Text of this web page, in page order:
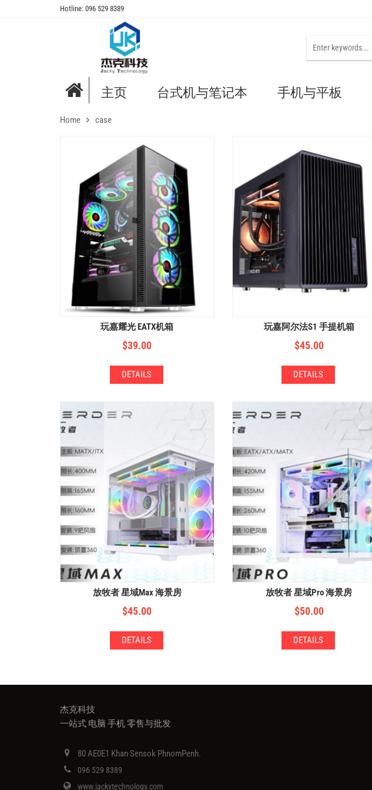
Hotline: 096 529 8389
主页 台式机与笔记本 手机与平板
Home case
玩嘉耀光 EATX机箱
$39.00
DETAILS
玩嘉阿尔法S1 手提机箱
$45.00
DETAILS
放牧者 星域Max 海景房
$45.00
DETAILS
放牧者 星域Pro 海景房
$50.00
DETAILS
杰克科技
一站式 电脑 手机 零售与批发
80 AE0E1 Khan Sensok PhnomPenh.
096 529 8389
www.jackytechnology.com